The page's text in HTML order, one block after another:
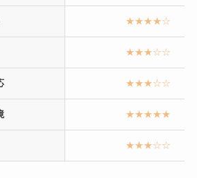
★★★★☆
★★★☆☆
★★★☆☆
★★★★★
★★★☆☆